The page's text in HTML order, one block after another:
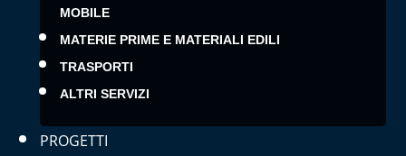
MOBILE
MATERIE PRIME E MATERIALI EDILI
TRASPORTI
ALTRI SERVIZI
PROGETTI